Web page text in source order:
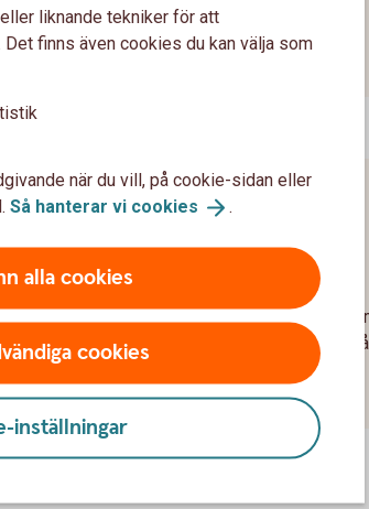
upp i trygghet.
RäddaBarnen
Barncancerfonden
3 011 347 kr
Barncancerfonden arbetar för att
drabbade och deras familjer får den
Barncancerfonden
liknande tekniker för att
finns även cookies du kan välja som
när du vill, på cookie-sidan eller
Så hanterar vi cookies .
alla cookies
cookies
inställningar